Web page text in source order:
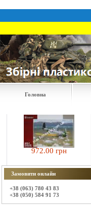
Головна
972.00 грн
Замовити онлайн
+38 (063) 780 43 83
+38 (050) 584 91 73